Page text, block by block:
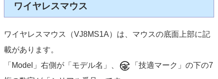
ワイヤレスマウス
ワイヤレスマウス（VJ8MS1A）は、マウスの底面上部に記
載があります。
「Model」右側が「モデル名」、
「技適マーク」の下の7